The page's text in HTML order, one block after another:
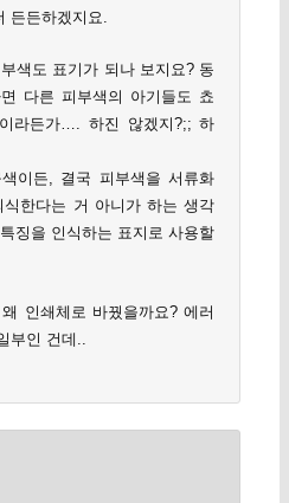
든든하겠지요.
색도 표기가 되나 보지요? 동
다른 피부색의 아기들도 쵸
라든가…. 하진 않겠지?;; 하
이든, 결국 피부색을 서류화
한다는 거 아니가 하는 생각
징을 인식하는 표지로 사용할
인쇄체로 바꿨을까요? 에러
부인 건데..